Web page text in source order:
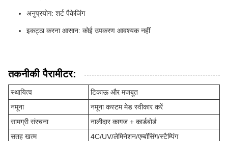
अनुप्रयोग: शर्ट पैकेजिंग
इकट्ठा करना आसान: कोई उपकरण आवश्यक नहीं
तकनीकी पैरामीटर:
स्थायित्व
टिकाऊ और मजबूत
नमूना
नमूना कस्टम मेड स्वीकार करें
सामग्री संरचना
नालीदार कागज + कार्डबोर्ड
सतह खत्म
4C/UV/लेमिनेशन/एम्बॉसिंग/स्टैम्पिंग